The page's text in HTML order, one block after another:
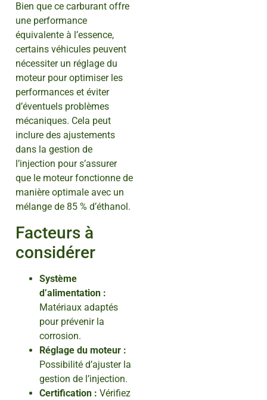
Bien que ce carburant offre
une performance
équivalente à l’essence,
certains véhicules peuvent
nécessiter un réglage du
moteur pour optimiser les
performances et éviter
d’éventuels problèmes
mécaniques. Cela peut
inclure des ajustements
dans la gestion de
l’injection pour s’assurer
que le moteur fonctionne de
manière optimale avec un
mélange de 85 % d’éthanol.
Facteurs à
considérer
Système
d’alimentation :
Matériaux adaptés
pour prévenir la
corrosion.
Réglage du moteur :
Possibilité d’ajuster la
gestion de l’injection.
Certification : Vérifiez